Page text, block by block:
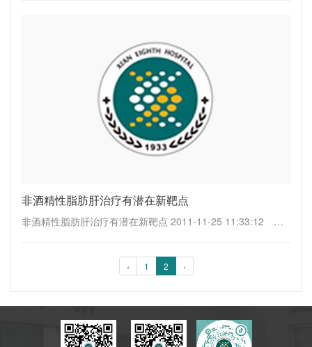
非酒精性脂肪肝治疗有潜在新靶点
非酒精性脂肪肝治疗有潜在新靶点 2011-11-25 11:33:12 来源：转载《健康报》 本报讯（记者胡德荣）中国科学院上海生命科学研究院健康科学研究所内分泌代谢疾病研究组与上海交通大学医学院附属瑞金医院内分泌科的科研人员，新近在非......
‹ 1 2 ›